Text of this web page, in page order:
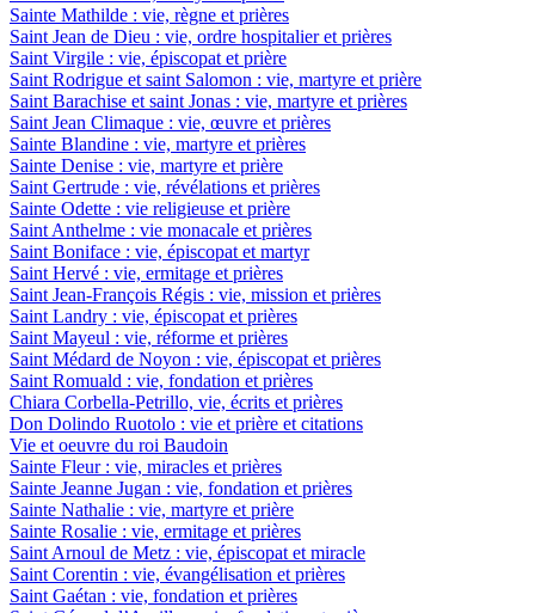
Sainte Mathilde : vie, règne et prières
Saint Jean de Dieu : vie, ordre hospitalier et prières
Saint Virgile : vie, épiscopat et prière
Saint Rodrigue et saint Salomon : vie, martyre et prière
Saint Barachise et saint Jonas : vie, martyre et prières
Saint Jean Climaque : vie, œuvre et prières
Sainte Blandine : vie, martyre et prières
Sainte Denise : vie, martyre et prière
Saint Gertrude : vie, révélations et prières
Sainte Odette : vie religieuse et prière
Saint Anthelme : vie monacale et prières
Saint Boniface : vie, épiscopat et martyr
Saint Hervé : vie, ermitage et prières
Saint Jean-François Régis : vie, mission et prières
Saint Landry : vie, épiscopat et prières
Saint Mayeul : vie, réforme et prières
Saint Médard de Noyon : vie, épiscopat et prières
Saint Romuald : vie, fondation et prières
Chiara Corbella-Petrillo, vie, écrits et prières
Don Dolindo Ruotolo : vie et prière et citations
Vie et oeuvre du roi Baudoin
Sainte Fleur : vie, miracles et prières
Sainte Jeanne Jugan : vie, fondation et prières
Sainte Nathalie : vie, martyre et prière
Sainte Rosalie : vie, ermitage et prières
Saint Arnoul de Metz : vie, épiscopat et miracle
Saint Corentin : vie, évangélisation et prières
Saint Gaétan : vie, fondation et prières